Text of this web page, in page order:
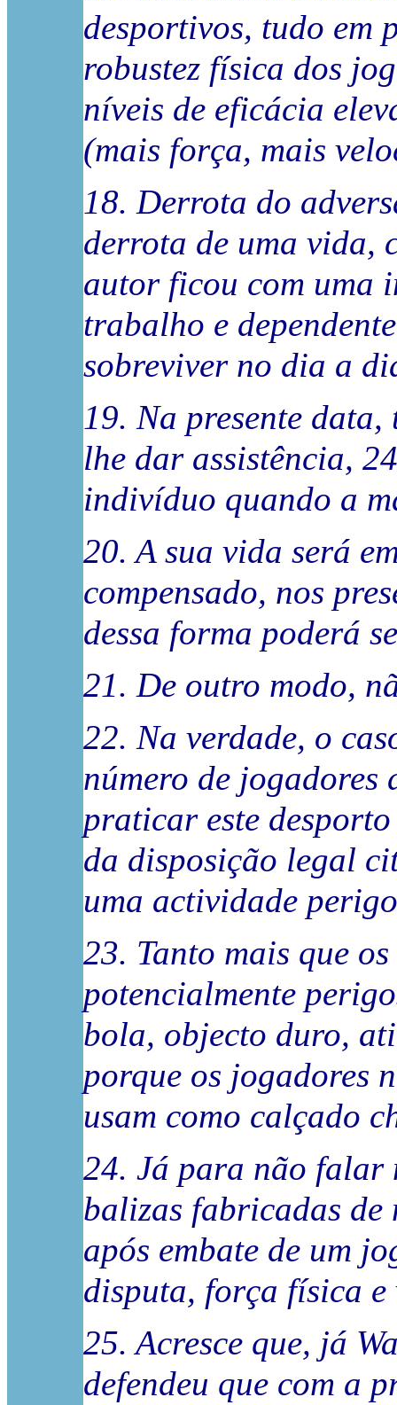
desportivos, tudo em
robustez física dos
níveis de eficácia
(mais força, mais
18. Derrota do
derrota de uma vida,
autor ficou com uma
trabalho e
sobreviver no dia a
19. Na presente data,
lhe dar assistência,
indivíduo quando a
20. A sua vida será
compensado, nos
dessa forma poderá
21. De outro modo,
22. Na verdade, o
número de jogadores
praticar este
da disposição legal
uma actividade
23. Tanto mais que
potencialmente
bola, objecto duro,
porque os jogadores
usam como calçado
24. Já para não falar
balizas fabricadas
após embate de um
disputa, força física
25. Acresce que, já
defendeu que com a